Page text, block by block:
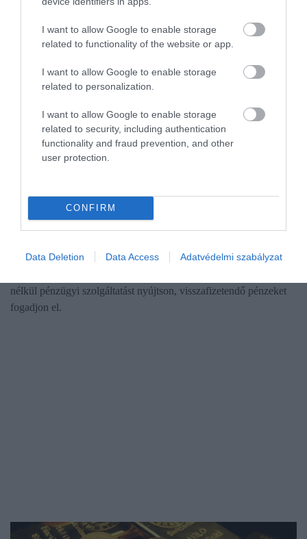
I want to allow Google to enable storage
related to functionality of the website or app.
I want to allow Google to enable storage
related to personalization.
I want to allow Google to enable storage
related to security, including authentication
functionality and fraud prevention, and other
user protection.
CONFIRM
Data Deletion Data Access Adatvédelmi szabályzat
Lebukott, 600 milliós bírágot kapott a hamis
kriptokirály
A pénzügyi felügyelet 600 milliós bírságot szabott ki egy
nélkül pénzügyi szolgáltatást nyújtson, visszafizetendő pénzeket
fogadjon el.